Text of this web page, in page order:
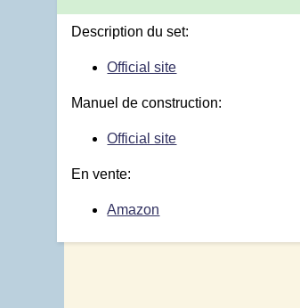
Description du set:
Official site
Manuel de construction:
Official site
En vente:
Amazon